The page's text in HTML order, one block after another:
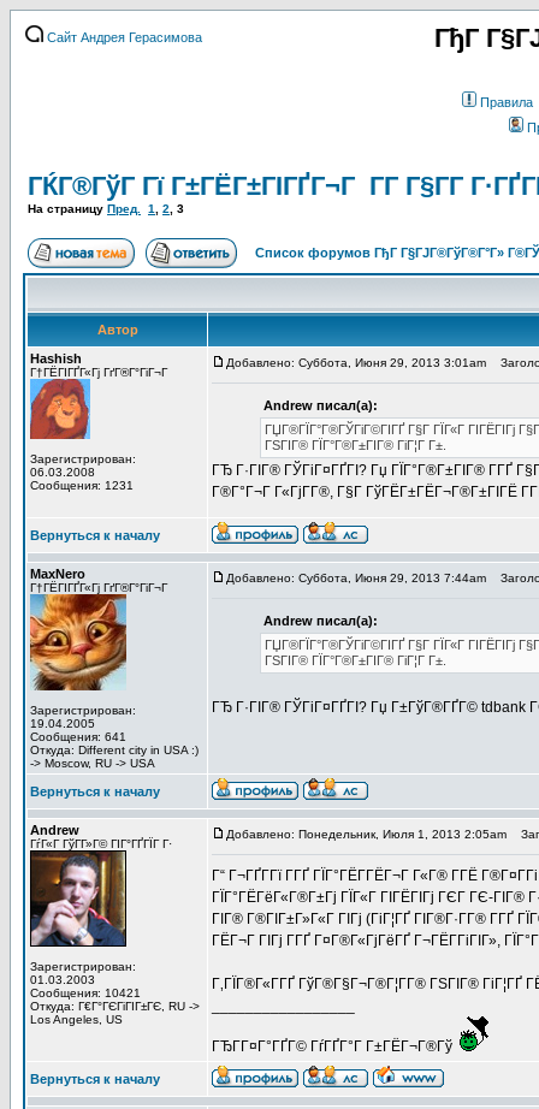
Сайт Андрея Герасимова ГђГ
Правила
ГЌГ®ГўГ Гї Г±ГЁГ±ГІГҐГ¬Г Г­Г Г§Г­Г
На страницу Пред. 1 2 3
Список форумов ГђГ Г§ГЈГ®ГўГ®Г°Г»
Автор
Hashish
Г†ГЁГІГҐГ«Гј ГґГ®Г°ГіГ¬Г
Зарегистрирован:
06.03.2008
Сообщения: 1231
Добавлено: Суббота, Июня 29, 2013 3:01am
Andrew писал(а):
ГЏГ®ГЇГ°Г®ГЎГіГ©ГІГҐ Г§Г ГЇГ«Г ГІГЁГІГј
ГЅГІГ® ГЇГ°Г®Г±ГІГ® ГіГ¦Г Г±.
ГЂ Г·ГІГ® ГЎГіГ¤ГҐГІ? Гџ ГЇГ°Г®Г±ГІГ® Г­ГҐ
Г®Г°Г¬Г Г«ГјГ­Г®, Г§Г ГўГЁГ±ГЁГ¬Г®Г±ГІГЁ
Вернуться к началу
MaxNero
Г†ГЁГІГҐГ«Гј ГґГ®Г°ГіГ¬Г
Зарегистрирован:
19.04.2005
Сообщения: 641
Откуда: Different city in USA :)
-> Moscow, RU -> USA
Добавлено: Суббота, Июня 29, 2013 7:44am
Andrew писал(а):
ГЏГ®ГЇГ°Г®ГЎГіГ©ГІГҐ Г§Г ГЇГ«Г ГІГЁГІГј
ГЅГІГ® ГЇГ°Г®Г±ГІГ® ГіГ¦Г Г±.
ГЂ Г·ГІГ® ГЎГіГ¤ГҐГІ? Гџ Г±ГўГ®ГҐГ© tdbank
Вернуться к началу
Andrew
ГѓГ«Г ГўГ­Г»Г© ГІГ°ГҐГЇГ Г·
Зарегистрирован:
01.03.2003
Сообщения: 10421
Откуда: Г€Г°ГЄГіГІГ±ГЄ, RU ->
Los Angeles, US
Добавлено: Понедельник, Июля 1, 2013 2:05am
Г“ Г¬ГҐГ­Гї Г­ГҐ ГЇГ°ГЁГ­ГЁГ¬Г Г«Г® Г­ГЁ
ГЇГ°ГЁГёГ«Г®Г±Гј ГЇГ«Г ГІГЁГІГј ГЄГ ГЄ-
ГІГ® Г®ГІГ±Г»Г«Г ГІГј (ГіГ¦ГҐ ГІГ®Г·Г­Г®
ГЁГ¬Г ГІГј Г­ГҐ Г¤Г®Г«ГјГёГҐ Г¬ГЁГ­ГіГІГ»,
Г‚ГЇГ®Г«Г­ГҐ ГўГ®Г§Г¬Г®Г¦Г­Г® ГЅГІГ® ГіГ¦ГҐ
ГЂГ­Г¤Г°ГҐГ© ГѓГҐГ°Г Г±ГЁГ¬Г®Гў
Вернуться к началу